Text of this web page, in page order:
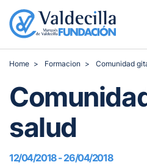
Home Formacion Comunidad
salud
12/04/2018 - 26/04/2018